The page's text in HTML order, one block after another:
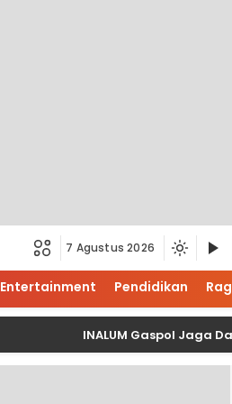
7 Agustus 2026
Entertainment Pendidikan
INALUM Gaspol Jaga